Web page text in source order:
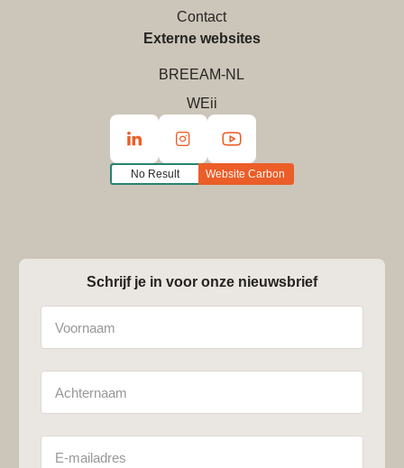
Contact
Externe websites
BREEAM-NL
WEii
No Result Website Carbon
Schrijf je in voor onze nieuwsbrief